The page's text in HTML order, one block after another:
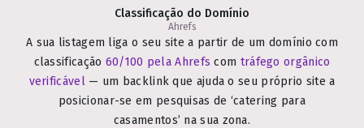
Classificação do Domínio
Ahrefs
A sua listagem liga o seu site a partir de um domínio com
classificação 60/100 pela Ahrefs com tráfego orgânico
verificável— um backlink que ajuda o seu próprio site a
posicionar-se em pesquisas de ‘catering para
casamentos’ na sua zona.